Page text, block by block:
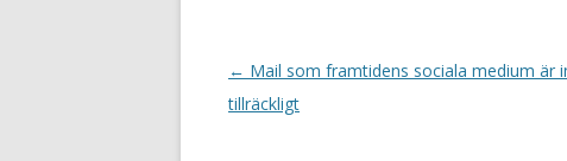
Post navigation
← Mail som framtidens sociala medium är
tillräckligt